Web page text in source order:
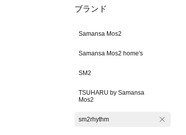
ブランド
Samansa Mos2
Samansa Mos2 home's
SM2
TSUHARU by Samansa
Mos2
sm2rhythm